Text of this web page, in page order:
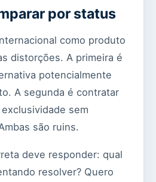
por status
como produto
distorções. A primeira é
potencialmente
A segunda é contratar
sem
são ruins.
deve responder: qual
resolver? Quero